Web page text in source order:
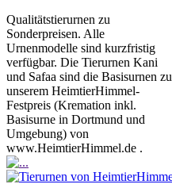
Qualitätstierurnen zu
Sonderpreisen. Alle
Urnenmodelle sind kurzfristig
verfügbar. Die Tierurnen Kani
und Safaa sind die Basisurnen zu
unserem HeimtierHimmel-
Festpreis (Kremation inkl.
Basisurne in Dortmund und
Umgebung) von
www.HeimtierHimmel.de .